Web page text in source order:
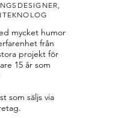
mycket humor
från
projekt för
15 år som
som säljs via